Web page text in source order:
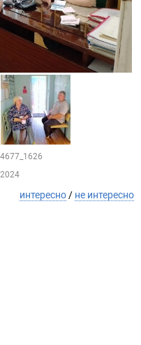
интересно/ не интересно